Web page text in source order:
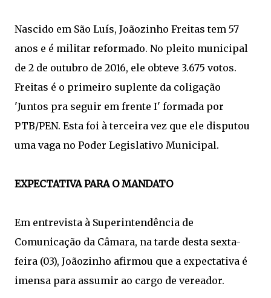
Nascido em São Luís, Joãozinho Freitas tem 57
anos e é militar reformado. No pleito municipal
de 2 de outubro de 2016, ele obteve 3.675 votos.
Freitas é o primeiro suplente da coligação
'Juntos pra seguir em frente I' formada por
PTB/PEN. Esta foi à terceira vez que ele disputou
uma vaga no Poder Legislativo Municipal.
EXPECTATIVA PARA O MANDATO
Em entrevista à Superintendência de
Comunicação da Câmara, na tarde desta sexta-
feira (03), Joãozinho afirmou que a expectativa é
imensa para assumir ao cargo de vereador.